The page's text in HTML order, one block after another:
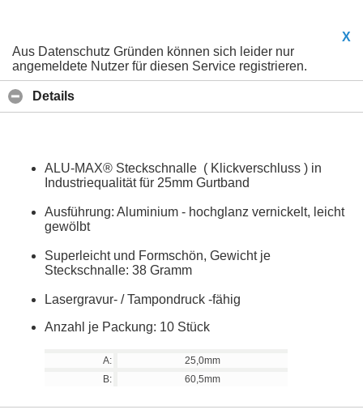
X
Aus Datenschutz Gründen können sich leider nur
angemeldete Nutzer für diesen Service registrieren.
Details
ALU-MAX® Steckschnalle ( Klickverschluss ) in
Industriequalität für 25mm Gurtband
Ausführung: Aluminium - hochglanz vernickelt, leicht
gewölbt
Superleicht und Formschön, Gewicht je
Steckschnalle: 38 Gramm
Lasergravur- / Tampondruck -fähig
Anzahl je Packung: 10 Stück
A:
25,0mm
B:
60,5mm